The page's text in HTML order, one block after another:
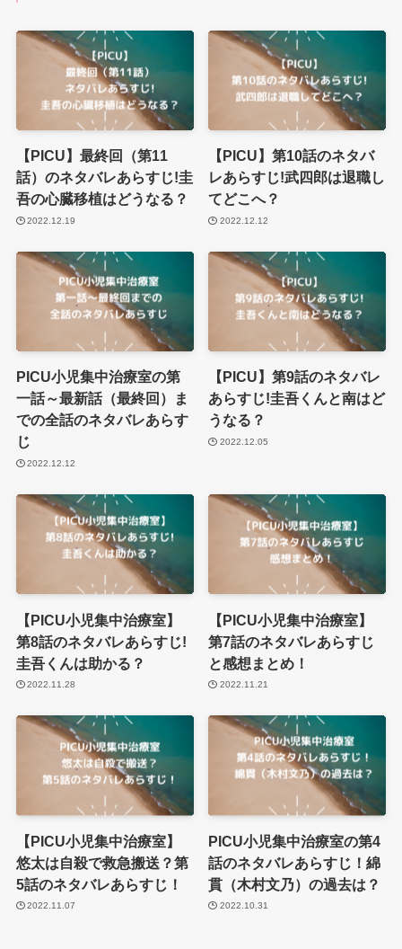
【PICU】最終回（第11
話）のネタバレあらすじ!圭
吾の心臓移植はどうなる？
2022.12.19
【PICU】第10話のネタバ
レあらすじ!武四郎は退職し
てどこへ？
2022.12.12
PICU小児集中治療室の第
一話～最新話（最終回）ま
での全話のネタバレあらす
じ
2022.12.12
【PICU】第9話のネタバレ
あらすじ!圭吾くんと南はど
うなる？
2022.12.05
【PICU小児集中治療室】
第8話のネタバレあらすじ!
圭吾くんは助かる？
2022.11.28
【PICU小児集中治療室】
第7話のネタバレあらすじ
と感想まとめ！
2022.11.21
【PICU小児集中治療室】
悠太は自殺で救急搬送？第
5話のネタバレあらすじ！
2022.11.07
PICU小児集中治療室の第4
話のネタバレあらすじ！綿
貫（木村文乃）の過去は？
2022.10.31